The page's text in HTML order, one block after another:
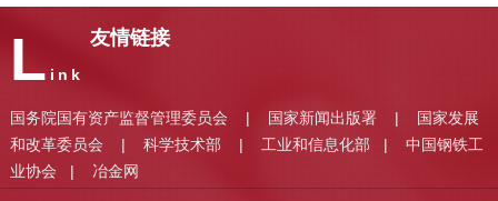
国务院国有资产监督管理委员会 | 国家新闻出版署 | 国家发展
和改革委员会 | 科学技术部 | 工业和信息化部 | 中国钢铁工
业协会 | 冶金网
L ink
友情链接